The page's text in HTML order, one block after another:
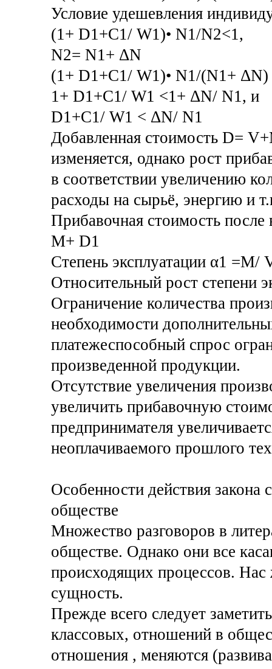
Условие удешевления
(1+ D1+С1/ W1)• N1/N2<1,
N2= N1+ ΔN
(1+ D1+С1/ W1)• N1/(N1+ ΔN)
1+ D1+С1/ W1 <1+ ΔN/ N1, и
D1+С1/ W1 < ΔN/ N1
Добавленная стоимость D=
изменяется, однако рост
в соответствии увеличению
расходы на сырьё, энергию и
Прибавочная стоимость после
М+ D1
Степень эксплуатации α1
Относительный рост степени
Ограничение количества
необходимости
платежеспособный спрос
произведенной продукции.
Отсутствие увеличения
увеличить прибавочную
предпринимателя
неоплачиваемого прошлого
Особенности действия закона
обществе
Множество разговоров в
обществе. Однако они все
происходящих процессов. Нас
сущность.
Прежде всего следует
классовых, отношений в
отношения , меняются